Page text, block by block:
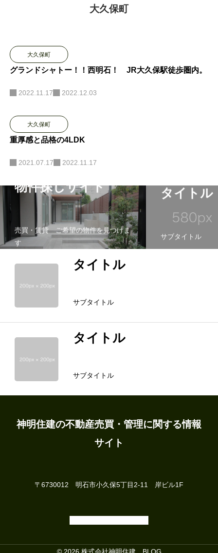
ホーム
地域の情報
大久保町
大久保町
グランドシャトー！！西明石！ JR大久保駅徒歩圏内。
2022.11.17 2022.12.03
大久保町
重厚感と品格の4LDK
2021.07.17 2022.11.17
物件探しサイト
売買・賃貸 ご希望の物件を見つけま
す
タイトル
サブタイトル
タイトル
サブタイトル
タイトル
サブタイトル
神明住建の不動産売買・管理に関する情報
サイト
〒6730012 明石市小久保5丁目2-11 岸ビル1F